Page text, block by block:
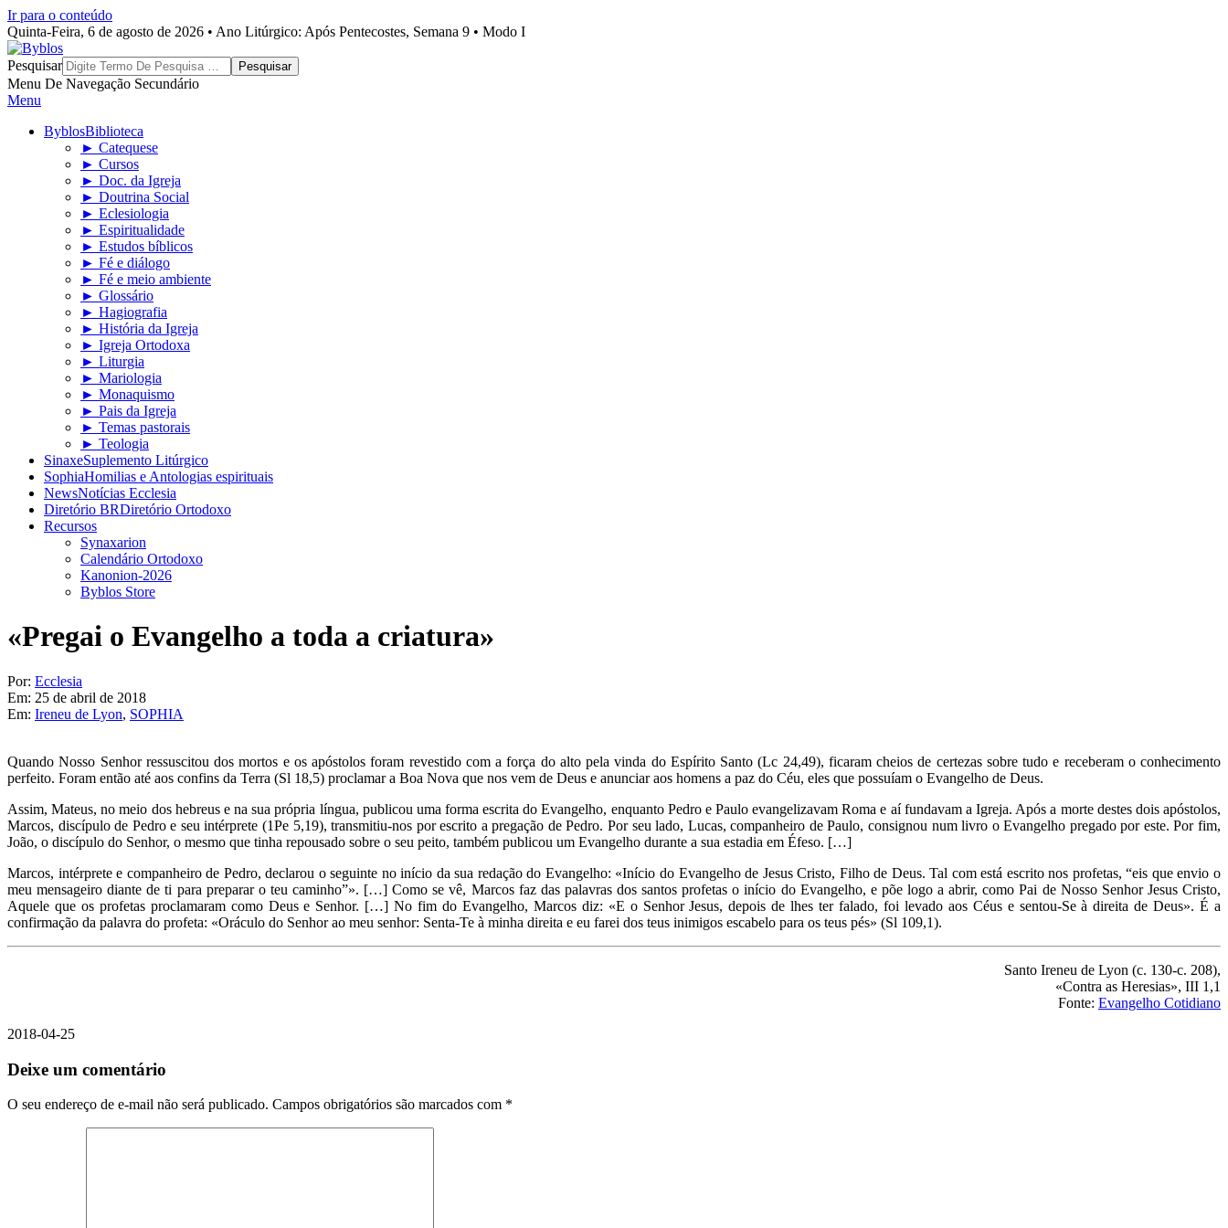
Ir para o conteúdo
Quinta-Feira, 6 de agosto de 2026 • Ano Litúrgico: Após Pentecostes, Semana 9 • Modo I
Byblos
Pesquisar
Menu De Navegação Secundário
Menu
ByblosBiblioteca
► Catequese
► Cursos
► Doc. da Igreja
► Doutrina Social
► Eclesiologia
► Espiritualidade
► Estudos bíblicos
► Fé e diálogo
► Fé e meio ambiente
► Glossário
► Hagiografia
► História da Igreja
► Igreja Ortodoxa
► Liturgia
► Mariologia
► Monaquismo
► Pais da Igreja
► Temas pastorais
► Teologia
SinaxeSuplemento Litúrgico
SophiaHomilias e Antologias espirituais
NewsNotícias Ecclesia
Diretório BRDiretório Ortodoxo
Recursos
Synaxarion
Calendário Ortodoxo
Kanonion-2026
Byblos Store
«Pregai o Evangelho a toda a criatura»
Por: Ecclesia
Em: 25 de abril de 2018
Em: Ireneu de Lyon, SOPHIA
Quando Nosso Senhor ressuscitou dos mortos e os apóstolos foram revestido com a força do alto pela vinda do Espírito Santo (Lc 24,49), ficaram cheios de certezas sobre tudo e receberam o conhecimento
perfeito. Foram então até aos confins da Terra (Sl 18,5) proclamar a Boa Nova que nos vem de Deus e anunciar aos homens a paz do Céu, eles que possuíam o Evangelho de Deus.
Assim, Mateus, no meio dos hebreus e na sua própria língua, publicou uma forma escrita do Evangelho, enquanto Pedro e Paulo evangelizavam Roma e aí fundavam a Igreja. Após a morte destes dois apóstolos,
Marcos, discípulo de Pedro e seu intérprete (1Pe 5,19), transmitiu-nos por escrito a pregação de Pedro. Por seu lado, Lucas, companheiro de Paulo, consignou num livro o Evangelho pregado por este. Por fim,
João, o discípulo do Senhor, o mesmo que tinha repousado sobre o seu peito, também publicou um Evangelho durante a sua estadia em Éfeso. […]
Marcos, intérprete e companheiro de Pedro, declarou o seguinte no início da sua redação do Evangelho: «Início do Evangelho de Jesus Cristo, Filho de Deus. Tal com está escrito nos profetas, “eis que envio o
meu mensageiro diante de ti para preparar o teu caminho”». […] Como se vê, Marcos faz das palavras dos santos profetas o início do Evangelho, e põe logo a abrir, como Pai de Nosso Senhor Jesus Cristo,
Aquele que os profetas proclamaram como Deus e Senhor. […] No fim do Evangelho, Marcos diz: «E o Senhor Jesus, depois de lhes ter falado, foi levado aos Céus e sentou-Se à direita de Deus». É a
confirmação da palavra do profeta: «Oráculo do Senhor ao meu senhor: Senta-Te à minha direita e eu farei dos teus inimigos escabelo para os teus pés» (Sl 109,1).
Santo Ireneu de Lyon (c. 130-c. 208),
«Contra as Heresias», III 1,1
Fonte: Evangelho Cotidiano
2018-04-25
Deixe um comentário
O seu endereço de e-mail não será publicado. Campos obrigatórios são marcados com *